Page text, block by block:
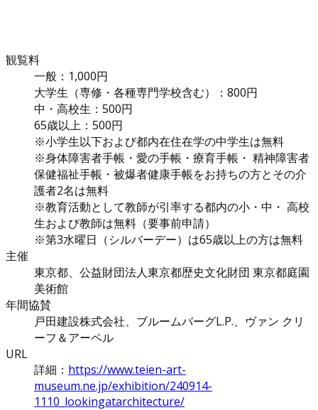
観覧料
一般：1,000円
大学生（専修・各種専門学校含む）：800円
中・高校生：500円
65歳以上：500円
※小学生以下および都内在住在学の中学生は無料
※身体障害者手帳・愛の手帳・療育手帳・ 精神障害者
保健福祉手帳・被爆者健康手帳をお持ちの方とその介
護者2名は無料
※教育活動として教師が引率する都内の小・中・ 高校
生および教師は無料（要事前申請）
※第3水曜日（シルバーデー）は65歳以上の方は無料
主催
東京都、公益財団法人東京都歴史文化財団 東京都庭園
美術館
年間協賛
戸田建設株式会社、ブルームバーグL.P.、ヴァン クリ
ーフ＆アーペル
URL
詳細： https://www.teien-art-
museum.ne.jp/exhibition/240914-
1110_lookingatarchitecture/